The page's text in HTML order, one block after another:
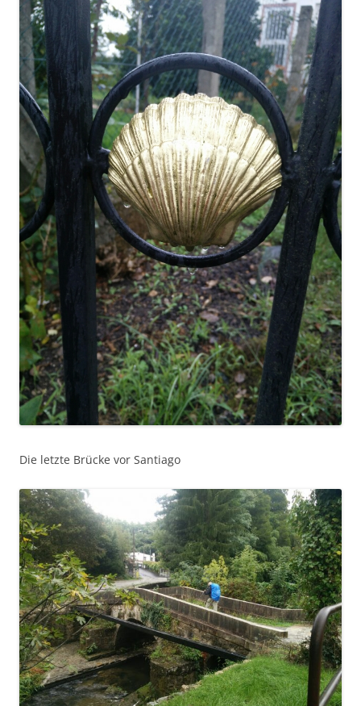
Die letzte Brücke vor Santiago